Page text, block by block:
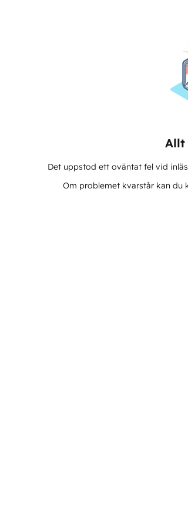
Allt
Det uppstod ett oväntat fel vid
Om problemet kvarstår kan du